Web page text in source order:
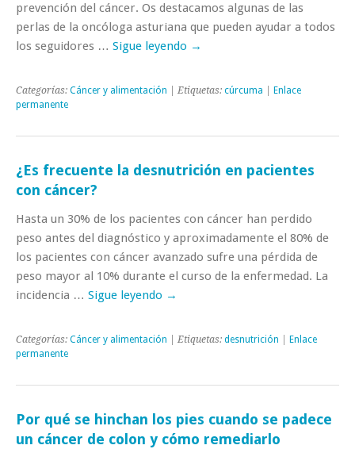
prevención del cáncer. Os destacamos algunas de las
perlas de la oncóloga asturiana que pueden ayudar a todos
los seguidores … Sigue leyendo →
Categorías: Cáncer y alimentación | Etiquetas: cúrcuma
Enlace
permanente
¿Es frecuente la desnutrición en pacientes
con cáncer?
Hasta un 30% de los pacientes con cáncer han perdido
peso antes del diagnóstico y aproximadamente el 80% de
los pacientes con cáncer avanzado sufre una pérdida de
peso mayor al 10% durante el curso de la enfermedad. La
incidencia … Sigue leyendo →
Categorías: Cáncer y alimentación | Etiquetas: desnutrición
Enlace
permanente
Por qué se hinchan los pies cuando se padece
un cáncer de colon y cómo remediarlo